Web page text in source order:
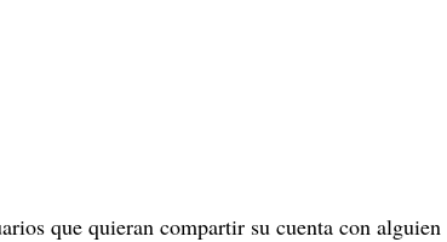
que quieran compartir su cuenta con alguien